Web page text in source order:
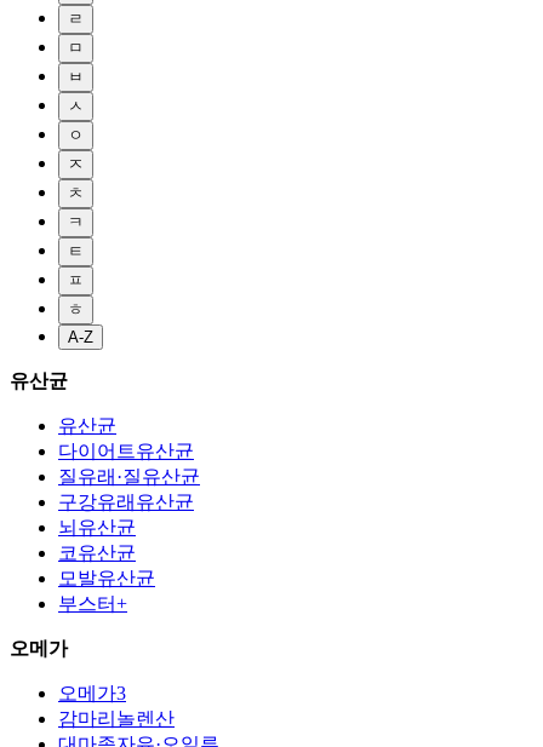
ㄹ
ㅁ
ㅂ
ㅅ
ㅇ
ㅈ
ㅊ
ㅋ
ㅌ
ㅍ
ㅎ
A-Z
유산균
유산균
다이어트유산균
질유래·질유산균
구강유래유산균
뇌유산균
코유산균
모발유산균
부스터+
오메가
오메가3
감마리놀렌산